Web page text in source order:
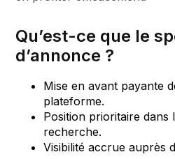
Qu’est-ce que le
d’annonce ?
Mise en avant payante
plateforme.
Position prioritaire dans
recherche.
Visibilité accrue auprès